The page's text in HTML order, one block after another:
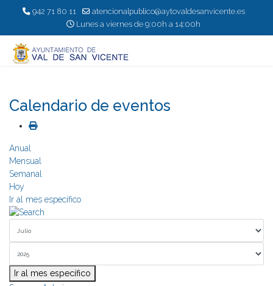
942 71 80 11
atencionalpublico@aytovaldesanvicente.es
Lunes a viernes de 9:00h a 14:00h
Calendario de eventos
Anual
Mensual
Semanal
Hoy
Ir al mes específico
Ir al mes específico